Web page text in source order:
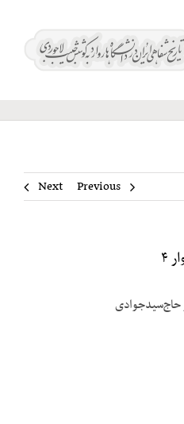
Previous
Next
۴
حاج‌سیدجوادی